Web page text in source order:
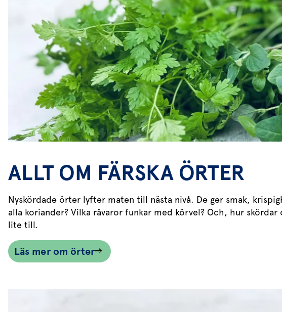
ALLT OM FÄRSKA ÖRTER
Nyskördade örter lyfter maten till nästa nivå. De ger smak,
alla koriander? Vilka råvaror funkar med körvel? Och, hur
lite till.
Läs mer om örter